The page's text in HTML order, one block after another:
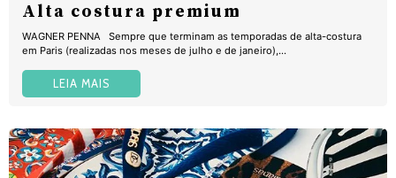
Alta costura premium
WAGNER PENNA Sempre que terminam as temporadas de alta-costura
em Paris (realizadas nos meses de julho e de janeiro),...
LEIA MAIS